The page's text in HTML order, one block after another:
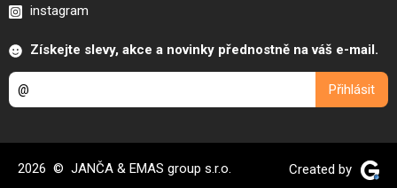
instagram
Získejte slevy, akce a novinky přednostně na váš e-mail.
2026 © JANČA & EMAS group s.r.o. Created by